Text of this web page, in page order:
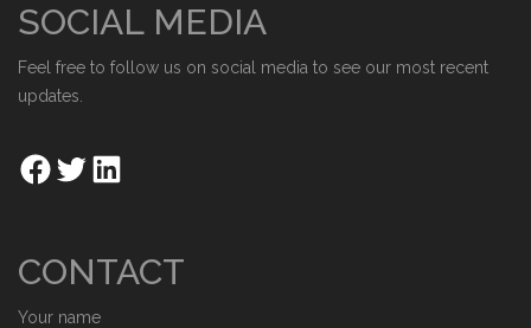
SOCIAL MEDIA
Feel free to follow us on social media to see our most recent
updates.
CONTACT
Your name